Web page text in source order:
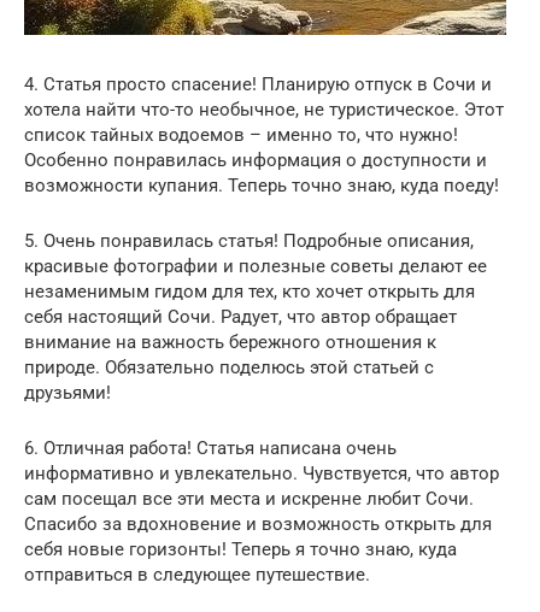
4. Статья просто спасение! Планирую отпуск в Сочи и
хотела найти что-то необычное, не туристическое. Этот
список тайных водоемов – именно то, что нужно!
Особенно понравилась информация о доступности и
возможности купания. Теперь точно знаю, куда поеду!
5. Очень понравилась статья! Подробные описания,
красивые фотографии и полезные советы делают ее
незаменимым гидом для тех, кто хочет открыть для
себя настоящий Сочи. Радует, что автор обращает
внимание на важность бережного отношения к
природе. Обязательно поделюсь этой статьей с
друзьями!
6. Отличная работа! Статья написана очень
информативно и увлекательно. Чувствуется, что автор
сам посещал все эти места и искренне любит Сочи.
Спасибо за вдохновение и возможность открыть для
себя новые горизонты! Теперь я точно знаю, куда
отправиться в следующее путешествие.